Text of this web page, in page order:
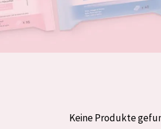
HAUTTYP
Reife Haut
Keine Produkte